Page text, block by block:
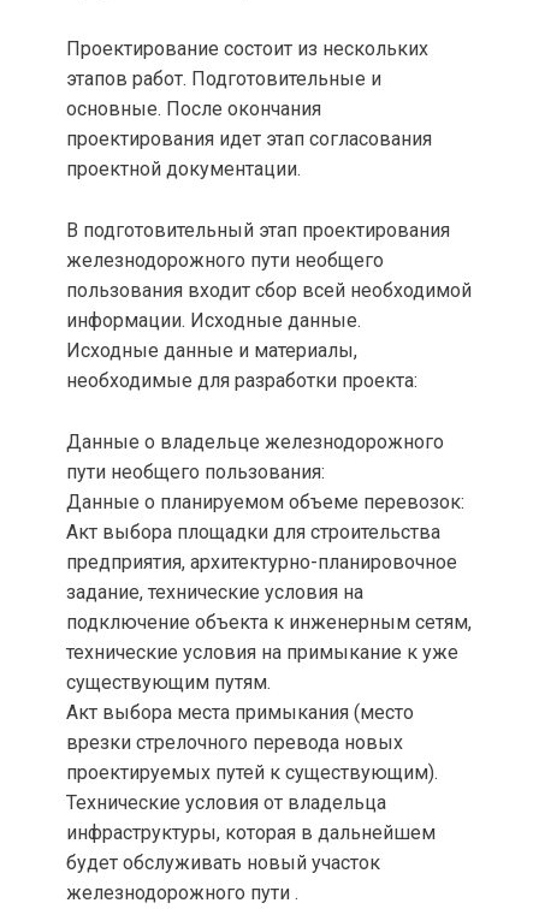
Проектирование состоит из нескольких
этапов работ. Подготовительные и
основные. После окончания
проектирования идет этап согласования
проектной документации.
В подготовительный этап проектирования
железнодорожного пути необщего
пользования входит сбор всей необходимой
информации. Исходные данные.
Исходные данные и материалы,
необходимые для разработки проекта:
Данные о владельце железнодорожного
пути необщего пользования:
Данные о планируемом объеме перевозок:
Акт выбора площадки для строительства
предприятия, архитектурно-планировочное
задание, технические условия на
подключение объекта к инженерным сетям,
технические условия на примыкание к уже
существующим путям.
Акт выбора места примыкания (место
врезки стрелочного перевода новых
проектируемых путей к существующим).
Технические условия от владельца
инфраструктуры, которая в дальнейшем
будет обслуживать новый участок
железнодорожного пути .